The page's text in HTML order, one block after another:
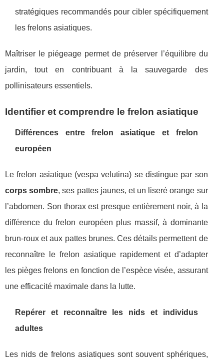
stratégiques recommandés pour cibler spécifiquement
les frelons asiatiques.
Maîtriser le piégeage permet de préserver l’équilibre du
jardin, tout en contribuant à la sauvegarde des
pollinisateurs essentiels.
Identifier et comprendre le frelon asiatique
Différences entre frelon asiatique et frelon
européen
Le frelon asiatique (vespa velutina) se distingue par son
corps sombre, ses pattes jaunes, et un liseré orange sur
l’abdomen. Son thorax est presque entièrement noir, à la
différence du frelon européen plus massif, à dominante
brun-roux et aux pattes brunes. Ces détails permettent de
reconnaître le frelon asiatique rapidement et d’adapter
les pièges frelons en fonction de l’espèce visée, assurant
une efficacité maximale dans la lutte.
Repérer et reconnaître les nids et individus
adultes
Les nids de frelons asiatiques sont souvent sphériques,